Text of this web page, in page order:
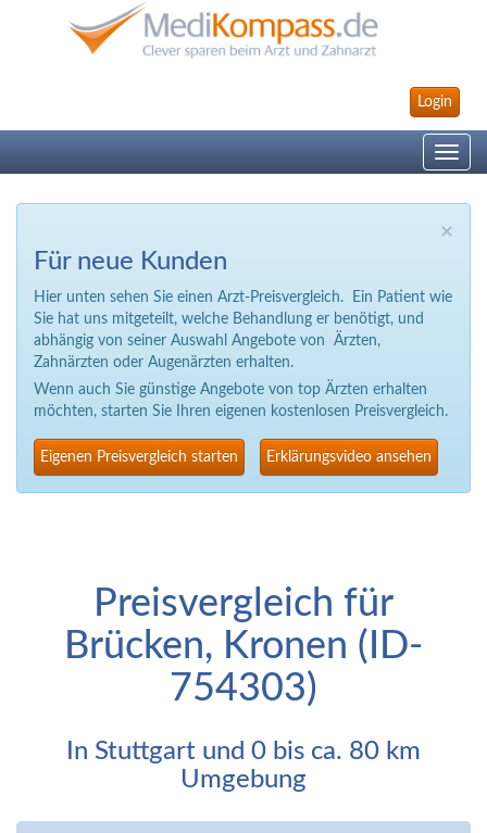
Login
Toggle
×
Für neue Kunden
Hier unten sehen Sie einen Arzt-Preisvergleich. Ein Patient wie
Sie hat uns mitgeteilt, welche Behandlung er benötigt, und
abhängig von seiner Auswahl Angebote von Ärzten,
Zahnärzten oder Augenärzten erhalten.
Wenn auch Sie günstige Angebote von top Ärzten erhalten
möchten, starten Sie Ihren eigenen kostenlosen Preisvergleich.
Eigenen Preisvergleich starten Erklärungsvideo ansehen
Preisvergleich für
Brücken, Kronen (ID-
754303)
In Stuttgart und 0 bis ca. 80 km
Umgebung